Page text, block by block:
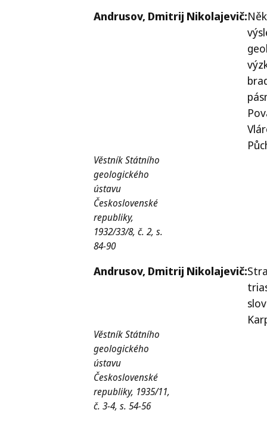
Andrusov, Dmitrij Nikolajevič:
Věstník Státního
geologického
ústavu
Československé
republiky,
1932/33/8, č. 2, s.
84-90
Andrusov, Dmitrij Nikolajevič:
Věstník Státního
geologického
ústavu
Československé
republiky, 1935/11,
č. 3-4, s. 54-56